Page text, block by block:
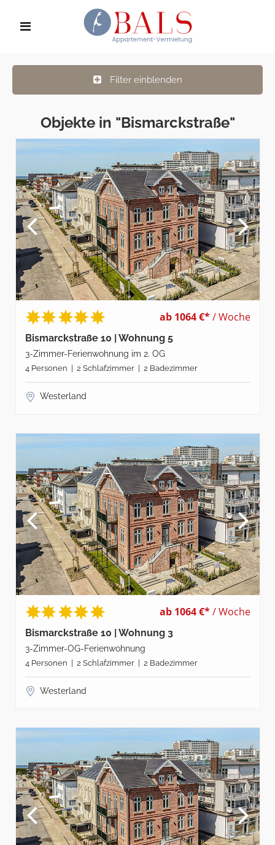
Filter einblenden
Objekte in "Bismarckstraße"
ab 1064 €*/ Woche
Bismarckstraße 10 | Wohnung 5
3-Zimmer-Ferienwohnung im 2. OG
4 Personen | 2 Schlafzimmer | 2 Badezimmer
Westerland
ab 1064 €*/ Woche
Bismarckstraße 10 | Wohnung 3
3-Zimmer-OG-Ferienwohnung
4 Personen | 2 Schlafzimmer | 2 Badezimmer
Westerland